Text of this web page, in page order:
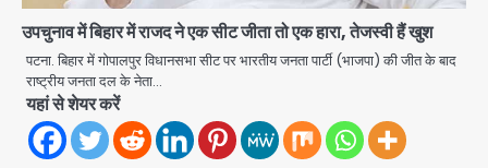
उपचुनाव में बिहार में राजद ने एक सीट जीता तो एक हारा, तेजस्वी हैं खुश
पटना. बिहार में गोपालपुर विधानसभा सीट पर भारतीय जनता पार्टी (भाजपा) की जीत के बाद
राष्ट्रीय जनता दल के नेता…
यहां से शेयर करें
5
नोएडा में बारिश के बीच प्राधिकरण का एक्शन,
औद्योगिक और आवासीय सेक्टरों का निरीक्षण,
थाईलैंड के स्कूल में गोलीबारी, 3 छात्रों समेत 6